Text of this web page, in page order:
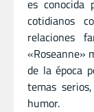
es conocida
cotidianos
relaciones
«Roseanne»
de la época
temas
humor.